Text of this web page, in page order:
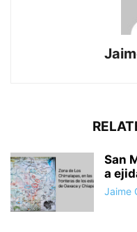
San
a
Jaime